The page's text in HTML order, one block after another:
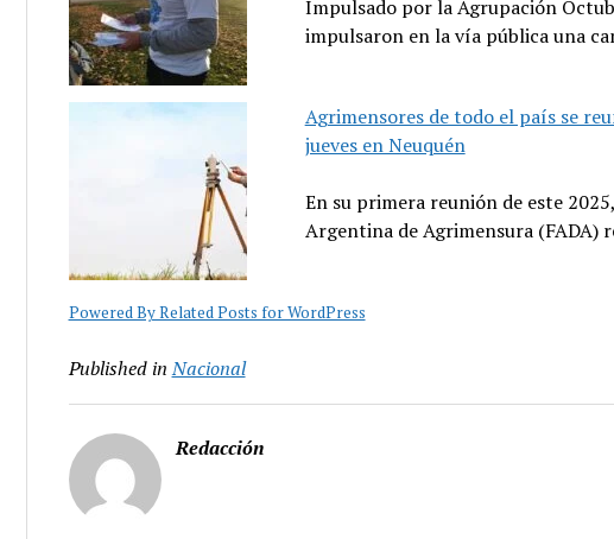
Impulsado por la Agrupación
impulsaron en la vía pública una
Agrimensores de todo el país se
jueves en Neuquén
En su primera reunión de este
Argentina de Agrimensura (FADA)
Powered By Related Posts for WordPress
Published in Nacional
Redacción